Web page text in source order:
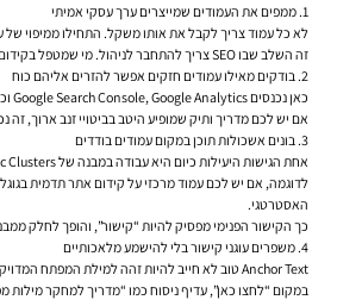
1. ממפים את העמודים שמייצרים ערך עסקי אמיתי
לא כל עמוד צריך לקבל את אותו משקל. התחילו ממיפוי של
זה השלב שבו SEO צריך להתחבר לניהול. מי שמטפל בקידום אורגני חייב להבין מה העסק רוצה למכור, למי, ובאילו מסלולים. בלי זה, מבנה הקישורים נשאר תרגיל טכני במקום מנוע צמיחה.
2. בודקים מאילו עמודים חזקים אפשר להזרים אליהם כוח
כאן נכנסים Google Search Console, Google Analytics וכלי זחילה מקצועיים. המטרה היא לזהות עמודים שכבר צברו חשיפה, קליקים, הופעות, קישורים חיצוניים או מעורבות משתמשים.
אם יש לכם מדריך ותיק שמופיע היטב בביטויי זנב ארוך,
3. בונים אשכולות תוכן במקום עמודים בודדים
אחת הגישות היעילות כיום היא עבודה במבנה של Topic Clusters: עמוד מרכזי שמטפל בנושא רחב, וסביבו תכני משנה ממוקדים שמפנים אליו ומקבלים ממנו חיזוק.
האסטרטגי.
כך הקישור הפנימי מפסיק להיות “קישור”, והופך לחלק
4. משפרים עוגני קישור בלי להישמע מלאכותיים
Anchor Text טוב לא חייב להיות זהה למילת המפתח המדויקת. הוא צריך להיות ברור, טבעי, ומשקף את מה שהקורא יקבל אחרי ההקלקה.
במקום “לחצו כאן”, עדיף ניסוח כמו “מדריך למחקר